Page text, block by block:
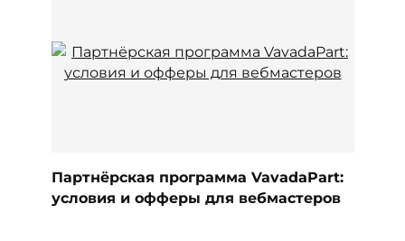
Партнёрская программа VavadaPart:
условия и офферы для вебмастеров